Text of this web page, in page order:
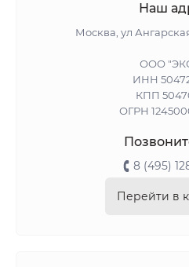
Наш
Москва, ул
ООО
ИНН
КПП
ОГРН
8 (495)
Перейти в